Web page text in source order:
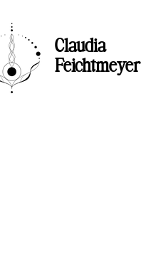
Claudia
Feichtmeyer